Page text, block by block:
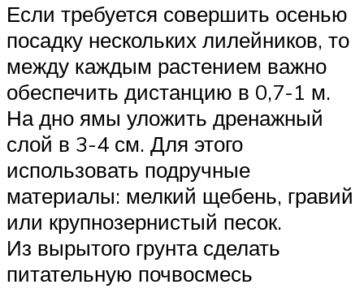
Если требуется совершить осенью
посадку нескольких лилейников, то
между каждым растением важно
обеспечить дистанцию в 0,7-1 м.
На дно ямы уложить дренажный
слой в 3-4 см. Для этого
использовать подручные
материалы: мелкий щебень, гравий
или крупнозернистый песок.
Из вырытого грунта сделать
питательную почвосмесь